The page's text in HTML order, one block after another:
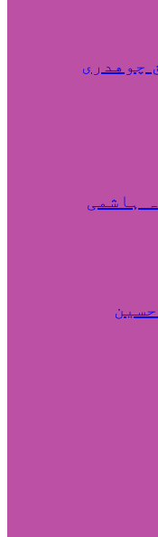
چوهدری
ہاشمی